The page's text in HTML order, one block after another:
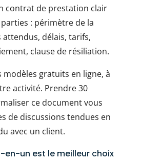
contrat de prestation clair
: périmètre de la
délais, tarifs,
clause de résiliation.
modèles gratuits en ligne, à
activité. Prendre 30
ce document vous
de discussions tendues en
avec un client.
en-un est le meilleur choix